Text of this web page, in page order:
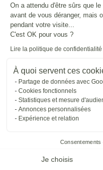
On a attendu d'être sûrs que
avant de vous déranger, mais
pendant votre visite...
C'est OK pour vous ?
Lire la politique de confidentialité
À quoi servent ces
Partage de données avec
Cookies fonctionnels
Statistiques et mesure
Annonces personnalisées
Expérience et relation
Consentements
Je choisis
Sécurité,
entourezet